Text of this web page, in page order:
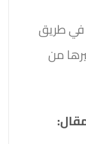
في طريق
من